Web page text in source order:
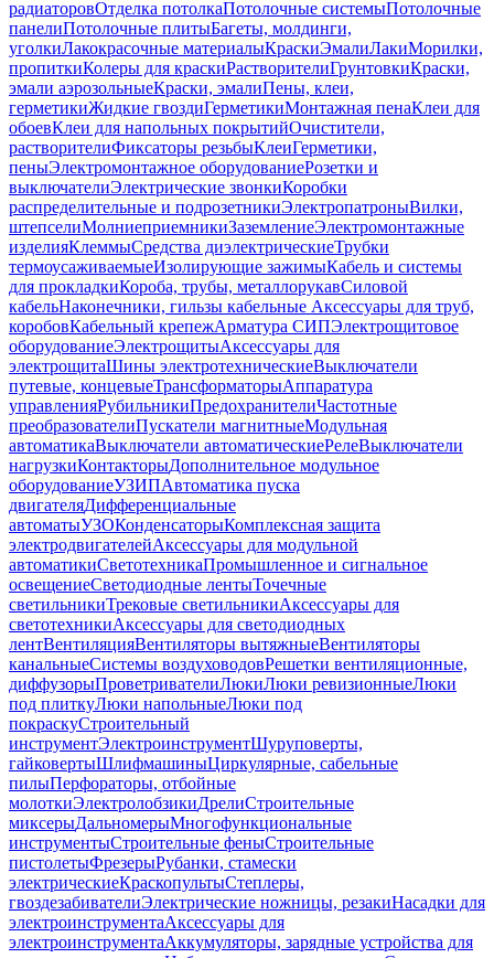
радиаторовОтделка потолкаПотолочные системыПотолочные
панелиПотолочные плитыБагеты, молдинги,
уголкиЛакокрасочные материалыКраскиЭмалиЛакиМорилки,
пропиткиКолеры для краскиРастворителиГрунтовкиКраски,
эмали аэрозольныеКраски, эмалиПены, клеи,
герметикиЖидкие гвоздиГерметикиМонтажная пенаКлеи для
обоевКлеи для напольных покрытийОчистители,
растворителиФиксаторы резьбыКлеиГерметики,
пеныЭлектромонтажное оборудованиеРозетки и
выключателиЭлектрические звонкиКоробки
распределительные и подрозетникиЭлектропатроныВилки,
штепселиМолниеприемникиЗаземлениеЭлектромонтажные
изделияКлеммыСредства диэлектрическиеТрубки
термоусаживаемыеИзолирующие зажимыКабель и системы
для прокладкиКороба, трубы, металлорукавСиловой
кабельНаконечники, гильзы кабельные Аксессуары для труб,
коробовКабельный крепежАрматура СИПЭлектрощитовое
оборудованиеЭлектрощитыАксессуары для
электрощитаШины электротехническиеВыключатели
путевые, концевыеТрансформаторыАппаратура
управленияРубильникиПредохранителиЧастотные
преобразователиПускатели магнитныеМодульная
автоматикаВыключатели автоматическиеРелеВыключатели
нагрузкиКонтакторыДополнительное модульное
оборудованиеУЗИПАвтоматика пуска
двигателяДифференциальные
автоматыУЗОКонденсаторыКомплексная защита
электродвигателейАксессуары для модульной
автоматикиСветотехникаПромышленное и сигнальное
освещениеСветодиодные лентыТочечные
светильникиТрековые светильникиАксессуары для
светотехникиАксессуары для светодиодных
лентВентиляцияВентиляторы вытяжныеВентиляторы
канальныеСистемы воздуховодовРешетки вентиляционные,
диффузорыПроветривателиЛюкиЛюки ревизионныеЛюки
под плиткуЛюки напольныеЛюки под
покраскуСтроительный
инструментЭлектроинструментШуруповерты,
гайковертыШлифмашиныЦиркулярные, сабельные
пилыПерфораторы, отбойные
молоткиЭлектролобзикиДрелиСтроительные
миксерыДальномерыМногофункциональные
инструментыСтроительные феныСтроительные
пистолетыФрезерыРубанки, стамески
электрическиеКраскопультыСтеплеры,
гвоздезабивателиЭлектрические ножницы, резакиНасадки для
электроинструментаАксессуары для
электроинструментаАккумуляторы, зарядные устройства для